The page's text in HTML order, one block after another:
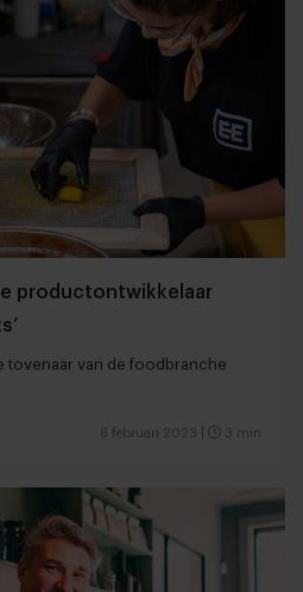
productontwikkelaar
tovenaar van de foodbranche
8 februari 2023 3 min